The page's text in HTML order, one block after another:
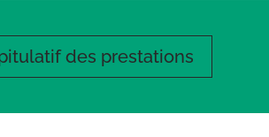
des prestations